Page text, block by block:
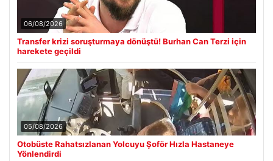
06/08/2026
Transfer krizi soruşturmaya dönüştü! Burhan Can Terzi için
harekete geçildi
05/08/2026
Otobüste Rahatsızlanan Yolcuyu Şoför Hızla Hastaneye
Yönlendirdi